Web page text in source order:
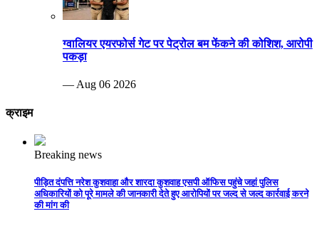
ग्वालियर एयरफोर्स गेट पर पेट्रोल बम फेंकने की कोशिश, आरोपी
पकड़ा
— Aug 06 2026
क्राइम
Breaking news
पीड़ित दंपत्ति नरेश कुशवाहा और शारदा कुशवाह एसपी ऑफिस पहुंचे जहां पुलिस
अधिकारियों को पूरे मामले की जानकारी देते हुए आरोपियों पर जल्द से जल्द कार्रवाई करने
की मांग की